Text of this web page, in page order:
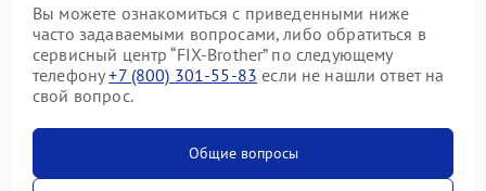
Вы можете ознакомиться с приведенными ниже
часто задаваемыми вопросами, либо обратиться в
сервисный центр “FIX-Brother” по следующему
телефону+7 (800) 301-55-83 если не нашли ответ на
свой вопрос.
Общие вопросы